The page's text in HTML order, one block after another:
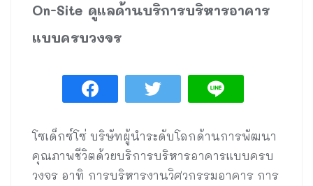
On-Site ดูแลด้านบริการบริหารอาคาร
แบบครบวงจร
โซเด็กซ์โซ่ บริษัทผู้นำระดับโลกด้านการพัฒนา
คุณภาพชีวิตด้วยบริการบริหารอาคารแบบครบ
วงจร อาทิ การบริหารงานวิศวกรรมอาคาร การ